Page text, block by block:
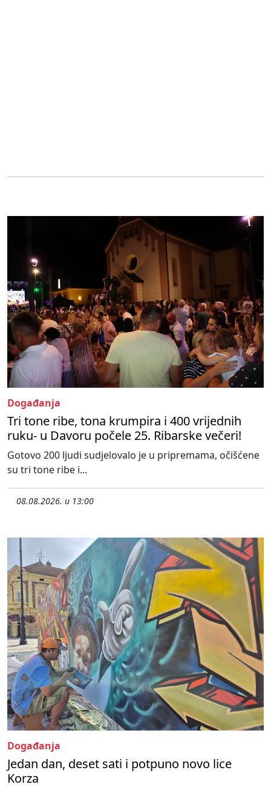
Događanja
Tri tone ribe, tona krumpira i 400 vrijednih
ruku- u Davoru počele 25. Ribarske večeri!
Gotovo 200 ljudi sudjelovalo je u pripremama, očišćene
su tri tone ribe i...
08.08.2026. u 13:00
Događanja
Jedan dan, deset sati i potpuno novo lice
Korza